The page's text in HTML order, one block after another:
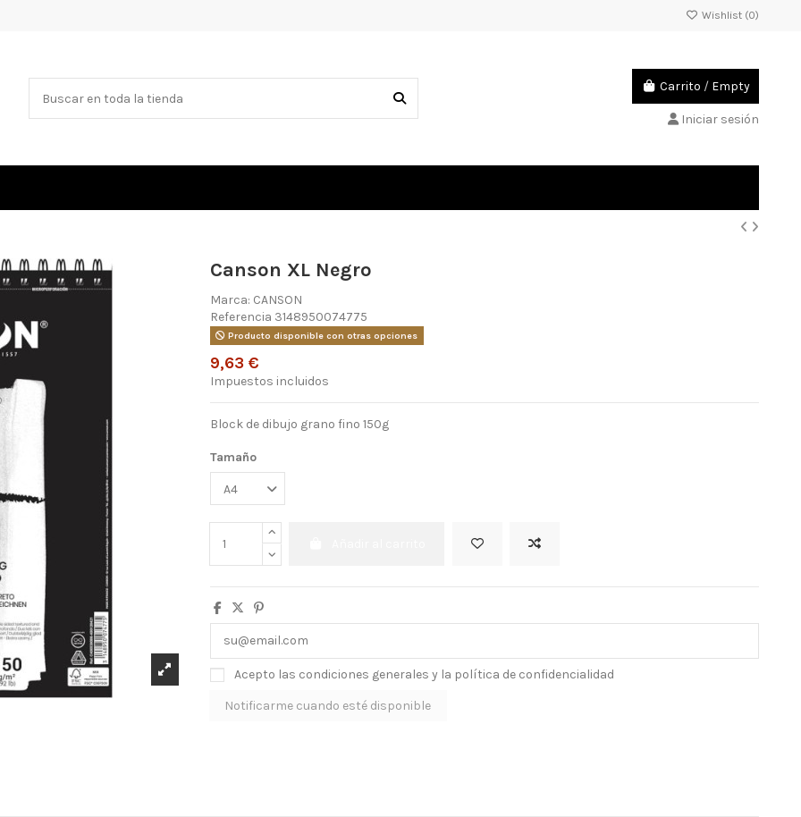
Wishlist (0)
Carrito / Empty
Iniciar sesión
Canson XL Negro
Marca: CANSON
Referencia 3148950074775
Producto disponible con otras opciones
9,63 €
Impuestos incluidos
Block de dibujo grano fino 150g
Tamaño
Acepto las condiciones generales y la política de confidencialidad